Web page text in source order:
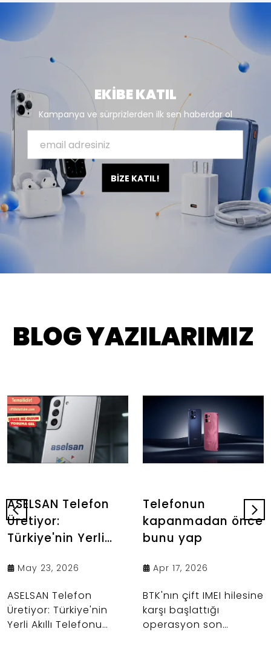
EKİBE KATIL
Kampanya ve sürprizlerden ilk sen haberdar ol
BİZE KATIL!
BLOG YAZILARIMIZ
ASELSAN Telefon
Üretiyor:
Türkiye'nin Yerli
Geliyor!
May 23, 2026
ASELSAN Telefon
Üretiyor: Türkiye'nin
Yerli Akıllı Telefonu
Telefonun
kapanmadan önce
bunu yap
Apr 17, 2026
BTK'nın çift IMEI hilesine
karşı başlattığı
operasyon son